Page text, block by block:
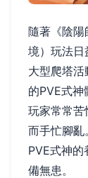
隨著《陰陽
境）玩法日
大型爬塔
的PVE式
玩家常常苦
而手忙腳亂
PVE式神
備無患。